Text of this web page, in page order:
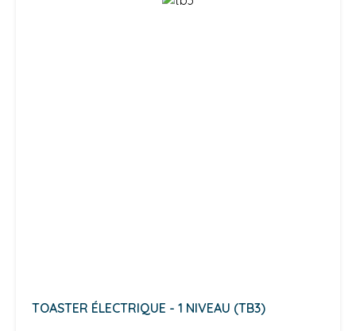
TOASTER ÉLECTRIQUE - 1 NIVEAU (TB3)